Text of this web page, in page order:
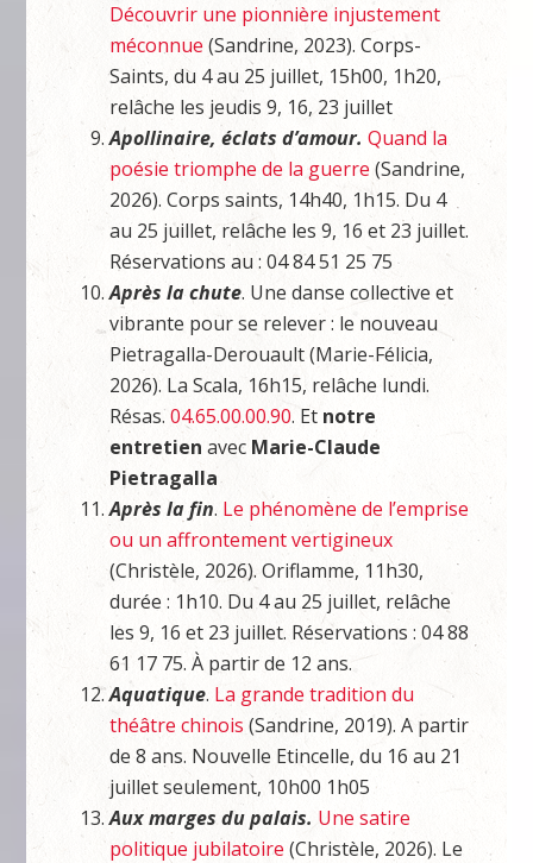
Découvrir une pionnière injustement
méconnue(Sandrine, 2023). Corps-
Saints, du 4 au 25 juillet, 15h00, 1h20,
relâche les jeudis 9, 16, 23 juillet
Apollinaire, éclats d’amour.Quand la
poésie triomphe de la guerre (Sandrine,
2026). Corps saints, 14h40, 1h15. Du 4
au 25 juillet, relâche les 9, 16 et 23 juillet.
Réservations au : 04 84 51 25 75
Après la chute. Une danse collective et
vibrante pour se relever : le nouveau
Pietragalla-Derouault (Marie-Félicia,
2026). La Scala, 16h15, relâche lundi.
Résas.04.65.00.00.90. Et notre
entretienavec Marie-Claude
Pietragalla
Après la fin. Le phénomène de l’emprise
ou un affrontement vertigineux
(Christèle, 2026). Oriflamme, 11h30,
durée : 1h10. Du 4 au 25 juillet, relâche
les 9, 16 et 23 juillet. Réservations : 04 88
61 17 75. À partir de 12 ans.
Aquatique. La grande tradition du
théâtre chinois(Sandrine, 2019). A partir
de 8 ans. Nouvelle Etincelle, du 16 au 21
juillet seulement, 10h00 1h05
Aux marges du palais. Une satire
politique jubilatoire (Christèle, 2026). Le